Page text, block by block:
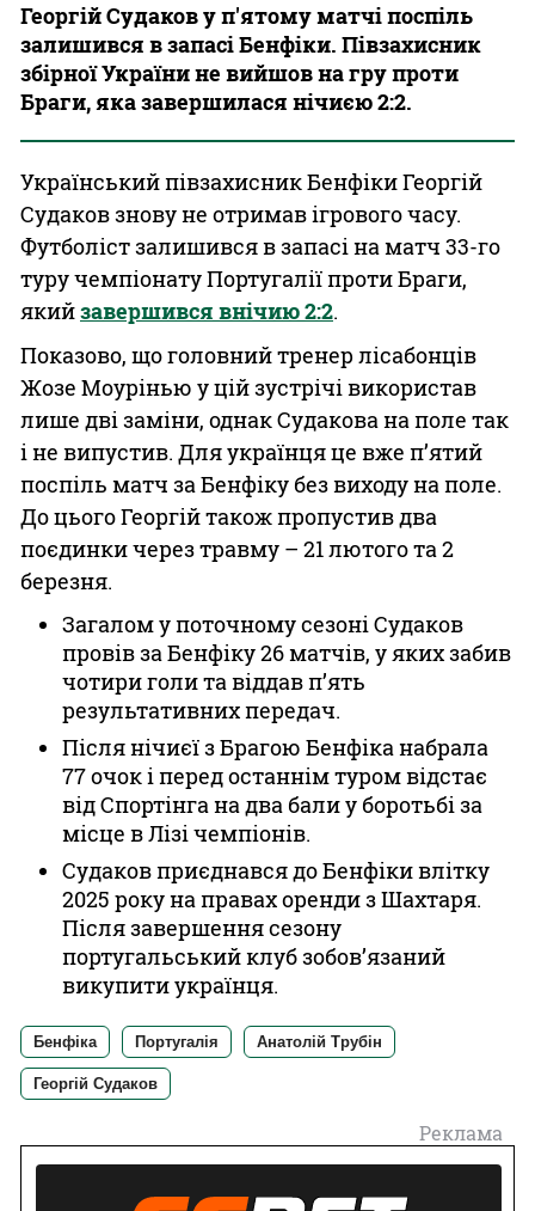
Георгій Судаков у п'ятому матчі поспіль
залишився в запасі Бенфіки. Півзахисник
збірної України не вийшов на гру проти
Браги, яка завершилася нічиєю 2:2.
Український півзахисник Бенфіки Георгій
Судаков знову не отримав ігрового часу.
Футболіст залишився в запасі на матч 33-го
туру чемпіонату Португалії проти Браги,
якийзавершився внічию 2:2.
Показово, що головний тренер лісабонців
Жозе Моурінью у цій зустрічі використав
лише дві заміни, однак Судакова на поле так
і не випустив. Для українця це вже п’ятий
поспіль матч за Бенфіку без виходу на поле.
До цього Георгій також пропустив два
поєдинки через травму – 21 лютого та 2
березня.
Загалом у поточному сезоні Судаков
провів за Бенфіку 26 матчів, у яких забив
чотири голи та віддав п’ять
результативних передач.
Після нічиєї з Брагою Бенфіка набрала
77 очок і перед останнім туром відстає
від Спортінга на два бали у боротьбі за
місце в Лізі чемпіонів.
Судаков приєднався до Бенфіки влітку
2025 року на правах оренди з Шахтаря.
Після завершення сезону
португальський клуб зобов’язаний
викупити українця.
Бенфіка Португалія Анатолій Трубін
Георгій Судаков
Реклама